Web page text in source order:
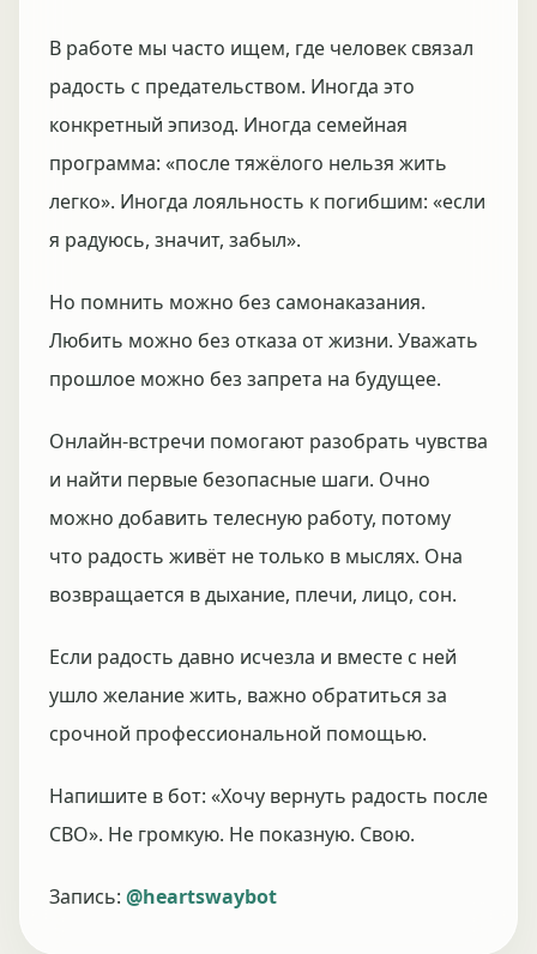
В работе мы часто ищем, где человек связал
радость с предательством. Иногда это
конкретный эпизод. Иногда семейная
программа: «после тяжёлого нельзя жить
легко». Иногда лояльность к погибшим: «если
я радуюсь, значит, забыл».
Но помнить можно без самонаказания.
Любить можно без отказа от жизни. Уважать
прошлое можно без запрета на будущее.
Онлайн-встречи помогают разобрать чувства
и найти первые безопасные шаги. Очно
можно добавить телесную работу, потому
что радость живёт не только в мыслях. Она
возвращается в дыхание, плечи, лицо, сон.
Если радость давно исчезла и вместе с ней
ушло желание жить, важно обратиться за
срочной профессиональной помощью.
Напишите в бот: «Хочу вернуть радость после
СВО». Не громкую. Не показную. Свою.
Запись: @heartswaybot